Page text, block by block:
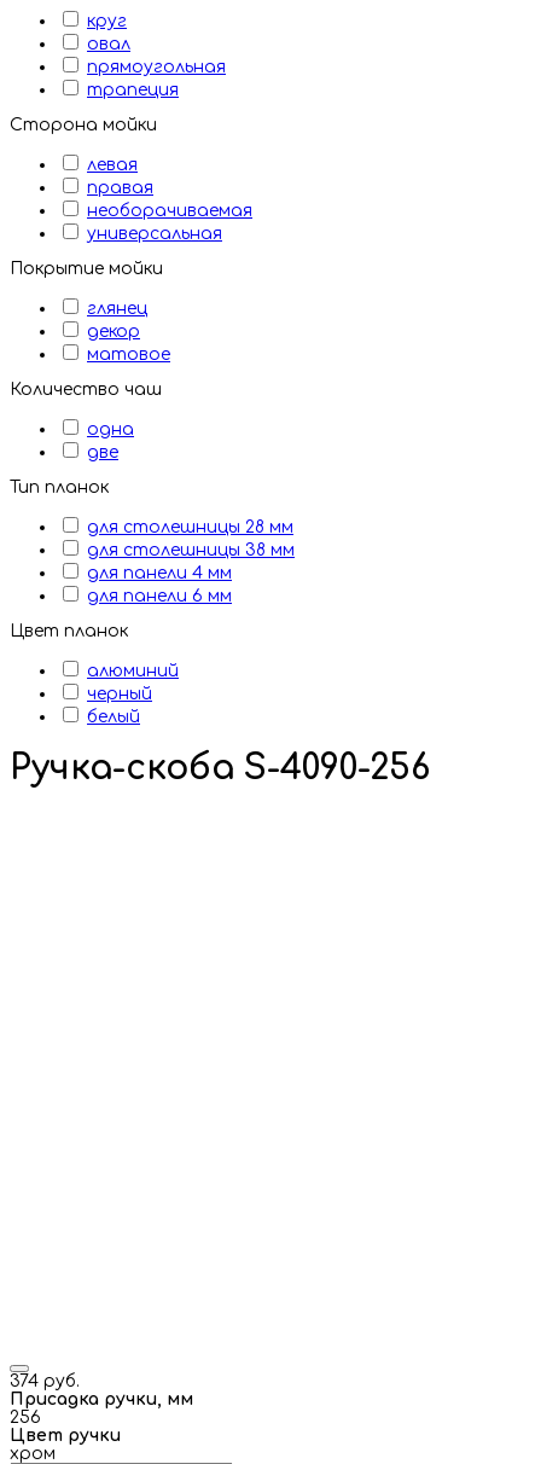
круг
овал
прямоугольная
трапеция
Сторона мойки
левая
правая
необорачиваемая
универсальная
Покрытие мойки
глянец
декор
матовое
Количество чаш
одна
две
Тип планок
для столешницы 28 мм
для столешницы 38 мм
для панели 4 мм
для панели 6 мм
Цвет планок
алюминий
черный
белый
Ручка-скоба S-4090-256
374 руб.
Присадка ручки, мм
256
Цвет ручки
хром